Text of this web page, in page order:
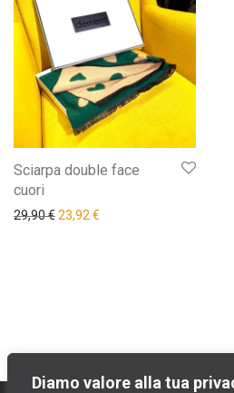
Diamo valore alla tua
Sciarpa double face
cuori
29,90€Il prezzo originale era: 29,90 €.
23,92 €